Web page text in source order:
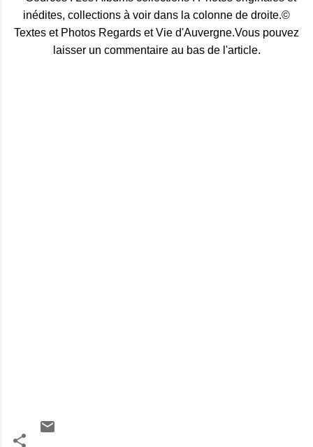
inédites, collections à voir dans la colonne de droite.©
Textes et Photos Regards et Vie d'Auvergne.Vous pouvez
laisser un commentaire au bas de l'article.